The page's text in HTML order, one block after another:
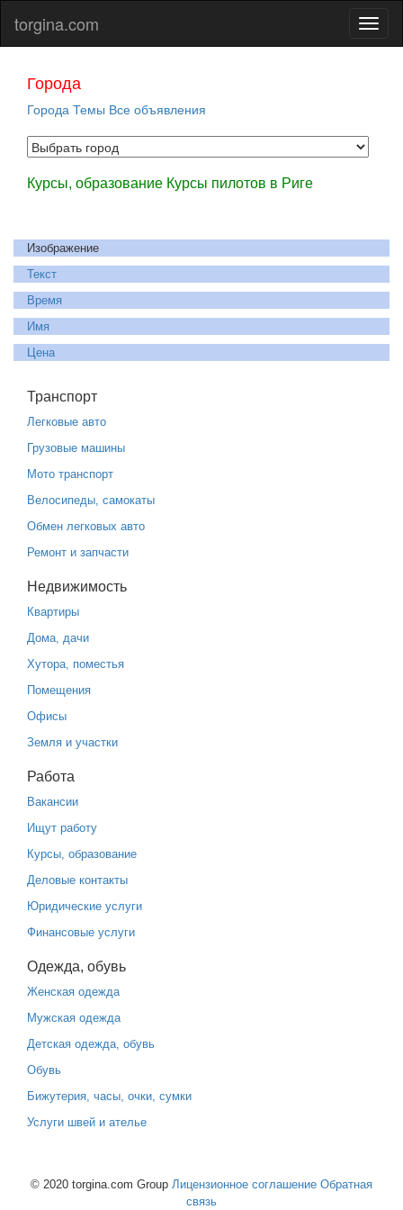
torgina.com
Города
Города Темы Все объявления
Курсы, образование Курсы пилотов в Риге
Изображение
Текст
Время
Имя
Цена
Транспорт
Легковые авто
Грузовые машины
Мото транспорт
Велосипеды, самокаты
Обмен легковых авто
Ремонт и запчасти
Недвижимость
Квартиры
Дома, дачи
Хутора, поместья
Помещения
Офисы
Земля и участки
Работа
Вакансии
Ищут работу
Курсы, образование
Деловые контакты
Юридические услуги
Финансовые услуги
Одежда, обувь
Женская одежда
Мужская одежда
Детская одежда, обувь
Обувь
Бижутерия, часы, очки, сумки
Услуги швей и ателье
© 2020 torgina.com Group Лицензионное соглашение Обратная
связь